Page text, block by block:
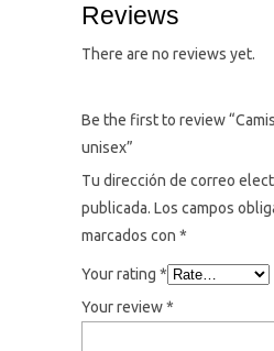
Reviews
There are no reviews yet.
Be the first to review
unisex”
Tu dirección de correo
publicada. Los campos
marcados con *
Your rating *
Your review*